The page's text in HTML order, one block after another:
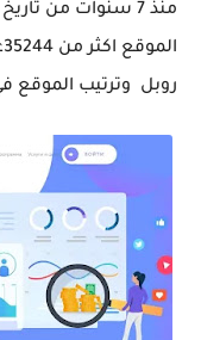
منذ 7 سنوات من
روبل وترتيب الموقع في